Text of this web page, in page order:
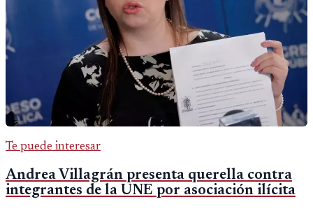
Te puede interesar
Andrea Villagrán presenta querella contra
integrantes de la UNE por asociación ilícita